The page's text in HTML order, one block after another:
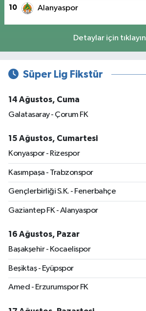
10 Alanyaspor
Detaylar için tıklayın
Süper Lig Fikstür
14 Ağustos, Cuma
Galatasaray - Çorum FK
15 Ağustos, Cumartesi
Konyaspor - Rizespor
Kasımpaşa - Trabzonspor
Gençlerbirliği S.K. - Fenerbahçe
Gaziantep FK - Alanyaspor
16 Ağustos, Pazar
Başakşehir - Kocaelispor
Beşiktaş - Eyüpspor
Amed - Erzurumspor FK